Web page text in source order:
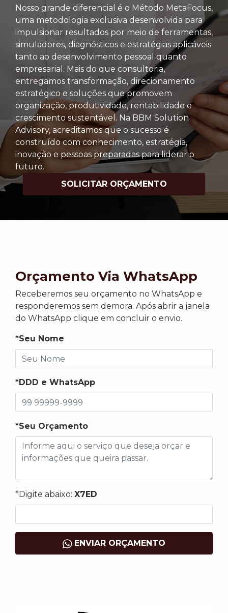
Nosso grande diferencial é o Método MetaFocus,
uma metodologia exclusiva desenvolvida para
impulsionar resultados por meio de ferramentas,
simuladores, diagnósticos e estratégias aplicáveis
tanto ao desenvolvimento pessoal quanto
empresarial. Mais do que consultoria,
entregamos transformação, direcionamento
estratégico e soluções que promovem
organização, produtividade, rentabilidade e
crescimento sustentável. Na BBM Solution
Advisory, acreditamos que o sucesso é
construído com conhecimento, estratégia,
inovação e pessoas preparadas para liderar o
futuro.
SOLICITAR ORÇAMENTO
Orçamento Via WhatsApp
Receberemos seu orçamento no WhatsApp e
responderemos sem demora. Após abrir a janela
do WhatsApp clique em concluir o envio.
*Seu Nome
*DDD e WhatsApp
*Seu Orçamento
*Digite abaixo: X7ED
ENVIAR ORÇAMENTO